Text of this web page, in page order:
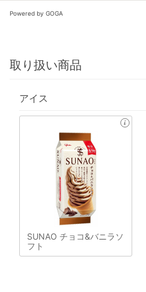
Powered by GOGA
取り扱い商品
アイス
SUNAO チョコ&バニラソ
フト